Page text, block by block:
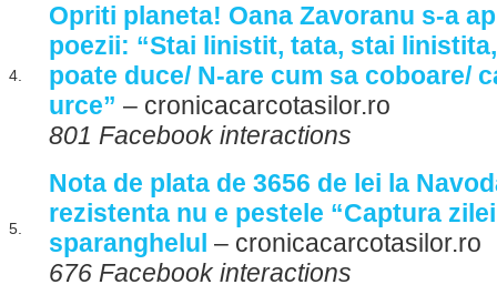
4.
Opriti planeta! Oana Zavoranu s-a
poezii: “Stai linistit, tata, stai
poate duce/ N-are cum sa coboare/
urce” – cronicacarcotasilor.ro
801 Facebook interactions
5.
Nota de plata de 3656 de lei la
rezistenta nu e pestele “Captura
sparanghelul – cronicacarcotasilor.ro
676 Facebook interactions